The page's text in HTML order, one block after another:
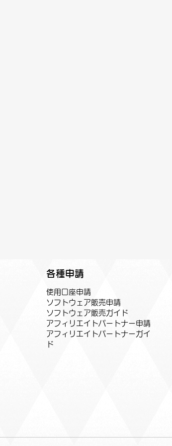
各種申請
​使用口座申請
ソフトウェア販売申請
ソフトウェア販売ガイド
アフィリエイトパートナー申請​
​アフィリエイトパートナーガイ
ド